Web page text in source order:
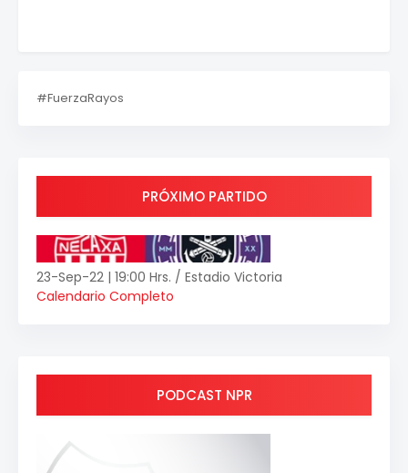
#FuerzaRayos
PRÓXIMO PARTIDO
23-Sep-22 | 19:00 Hrs. / Estadio Victoria
Calendario Completo
PODCAST NPR